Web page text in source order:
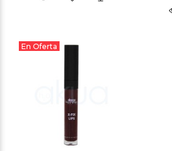
En Oferta